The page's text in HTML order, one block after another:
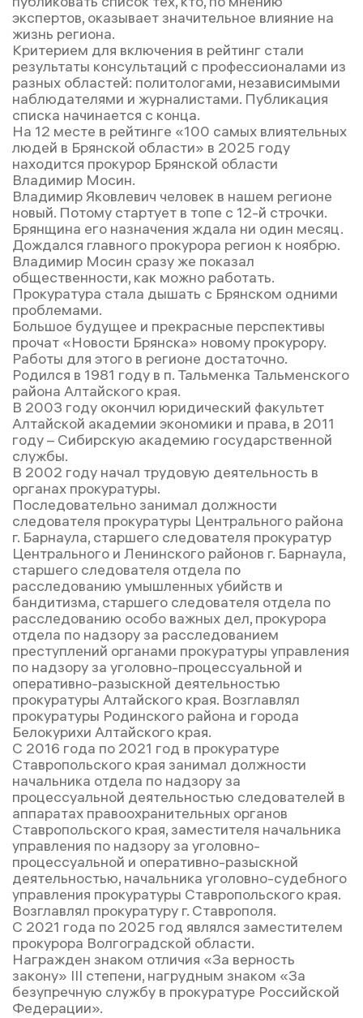
экспертов, оказывает значительное влияние на
жизнь региона.
Критерием для включения в рейтинг стали
результаты консультаций с профессионалами из
разных областей: политологами, независимыми
наблюдателями и журналистами. Публикация
списка начинается с конца.
На 12 месте в рейтинге «100 самых влиятельных
людей в Брянской области» в 2025 году
находится прокурор Брянской области
Владимир Мосин.
Владимир Яковлевич человек в нашем регионе
новый. Потому стартует в топе с 12-й строчки.
Брянщина его назначения ждала ни один месяц.
Дождался главного прокурора регион к ноябрю.
Владимир Мосин сразу же показал
общественности, как можно работать.
Прокуратура стала дышать с Брянском одними
проблемами.
Большое будущее и прекрасные перспективы
прочат «Новости Брянска» новому прокурору.
Работы для этого в регионе достаточно.
Родился в 1981 году в п. Тальменка Тальменского
района Алтайского края.
В 2003 году окончил юридический факультет
Алтайской академии экономики и права, в 2011
году – Сибирскую академию государственной
службы.
В 2002 году начал трудовую деятельность в
органах прокуратуры.
Последовательно занимал должности
следователя прокуратуры Центрального района
г. Барнаула, старшего следователя прокуратур
Центрального и Ленинского районов г. Барнаула,
старшего следователя отдела по
расследованию умышленных убийств и
бандитизма, старшего следователя отдела по
расследованию особо важных дел, прокурора
отдела по надзору за расследованием
преступлений органами прокуратуры управления
по надзору за уголовно-процессуальной и
оперативно-разыскной деятельностью
прокуратуры Алтайского края. Возглавлял
прокуратуры Родинского района и города
Белокурихи Алтайского края.
С 2016 года по 2021 год в прокуратуре
Ставропольского края занимал должности
начальника отдела по надзору за
процессуальной деятельностью следователей в
аппаратах правоохранительных органов
Ставропольского края, заместителя начальника
управления по надзору за уголовно-
процессуальной и оперативно-разыскной
деятельностью, начальника уголовно-судебного
управления прокуратуры Ставропольского края.
Возглавлял прокуратуру г. Ставрополя.
С 2021 года по 2025 год являлся заместителем
прокурора Волгоградской области.
Награжден знаком отличия «За верность
закону» III степени, нагрудным знаком «За
безупречную службу в прокуратуре Российской
Федерации».